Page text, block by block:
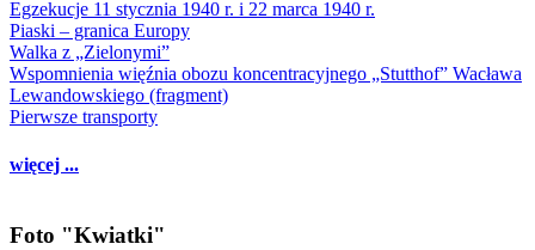
Egzekucje 11 stycznia 1940 r. i 22 marca 1940 r.
Piaski – granica Europy
Walka z „Zielonymi”
Wspomnienia więźnia obozu koncentracyjnego „Stutthof” Wacława
Lewandowskiego (fragment)
Pierwsze transporty
więcej ...
Foto "Kwiatki"